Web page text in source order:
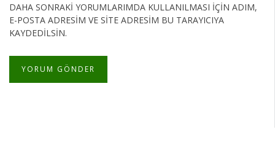
DAHA SONRAKI YORUMLARIMDA KULLANILMASI IÇIN ADIM,
E-POSTA ADRESIM VE SITE ADRESIM BU TARAYICIYA
KAYDEDILSIN.